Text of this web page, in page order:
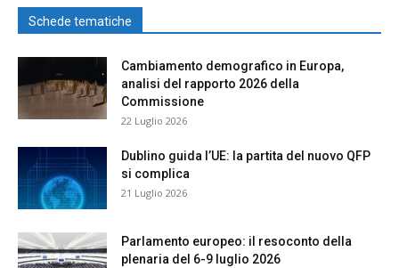
Schede tematiche
Cambiamento demografico in Europa,
analisi del rapporto 2026 della
Commissione
22 Luglio 2026
Dublino guida l’UE: la partita del nuovo QFP
si complica
21 Luglio 2026
Parlamento europeo: il resoconto della
plenaria del 6-9 luglio 2026